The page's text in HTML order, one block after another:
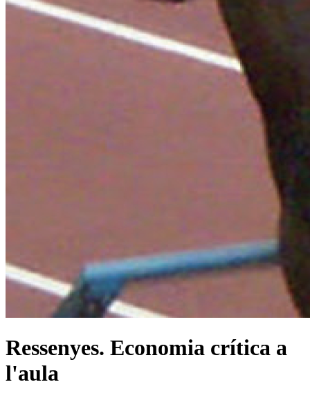
Ressenyes. Economia crítica a
l'aula